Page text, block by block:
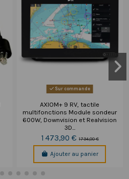
Sur commande
AXIOM+ 9 RV, tactile
multifonctions Module sondeur
600W, Downvision et Realvision
3D...
1 473,90 € 1 734,00 €
Ajouter au panier